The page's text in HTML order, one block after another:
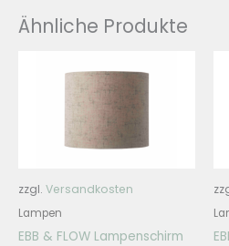
Ähnliche Produkte
zzgl. Versandkosten
Lampen
EBB & FLOW Lampenschirm